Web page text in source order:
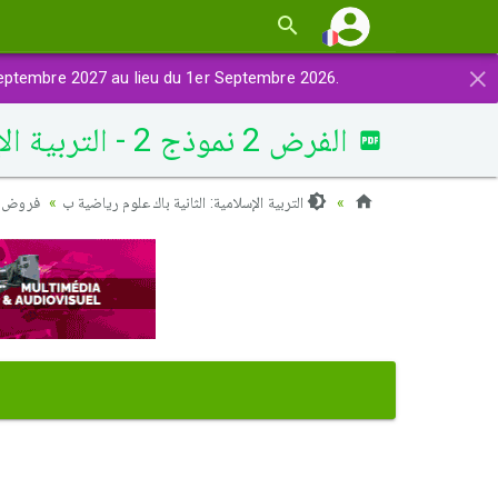
×
2027 au lieu du 1er Septembre 2026.
الفرض 2 نموذج 2 - التربية الإسلامية ثانية باك الدورة الثانية
التربية الإسلامية: الثانية باك علوم رياضية ب فروض